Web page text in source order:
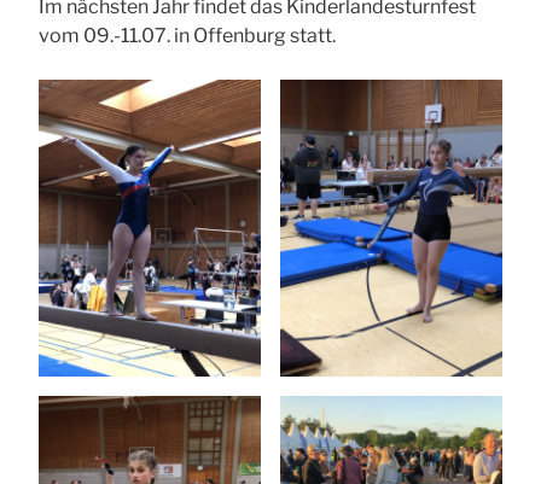
Im nächsten Jahr findet das Kinderlandesturnfest
vom 09.-11.07. in Offenburg statt.